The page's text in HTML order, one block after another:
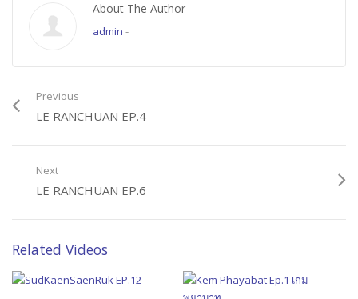
About The Author
admin -
Previous
LE RANCHUAN EP.4
Next
LE RANCHUAN EP.6
Related Videos